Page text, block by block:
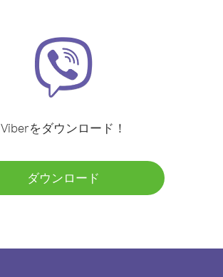
Viberをダウンロード！
ダウンロード